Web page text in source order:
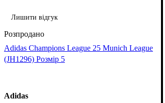
Лишити відгук
Adidas Champions League 25 Munich League
(JH1296) Розмір 5
Adidas